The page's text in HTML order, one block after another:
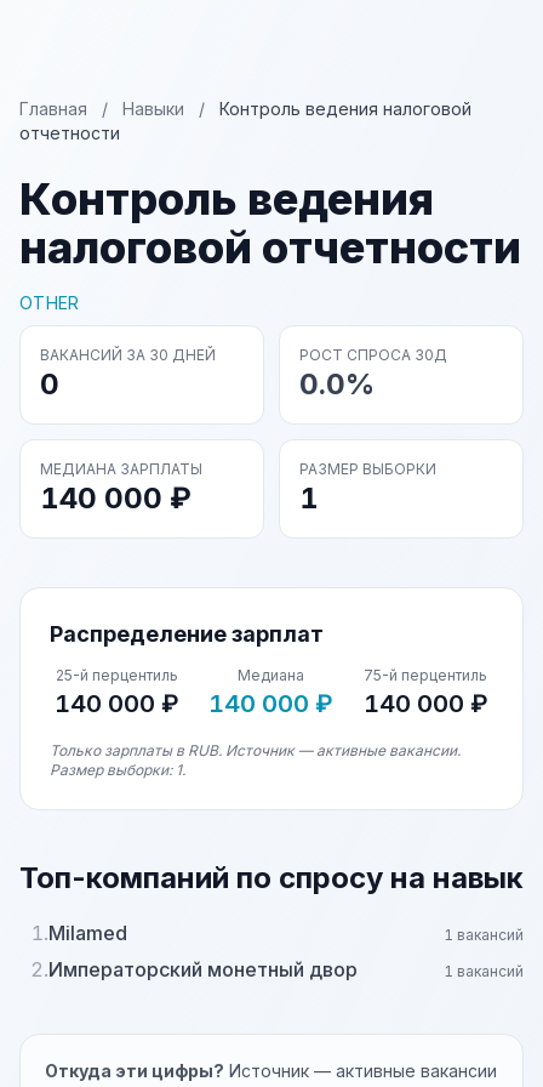
Главная / Навыки /
Контроль ведения налоговой
отчетности
Контроль ведения
налоговой отчетности
OTHER
ВАКАНСИЙ ЗА 30 ДНЕЙ
0
РОСТ СПРОСА 30Д
0.0%
МЕДИАНА ЗАРПЛАТЫ
140 000 ₽
РАЗМЕР ВЫБОРКИ
1
Распределение зарплат
25-й перцентиль
140 000 ₽
Медиана
140 000 ₽
75-й перцентиль
140 000 ₽
Только зарплаты в RUB. Источник — активные вакансии.
Размер выборки: 1.
Топ-компаний по спросу на навык
1.Milamed 1 вакансий
2.Императорский монетный двор 1 вакансий
Откуда эти цифры? Источник — активные вакансии